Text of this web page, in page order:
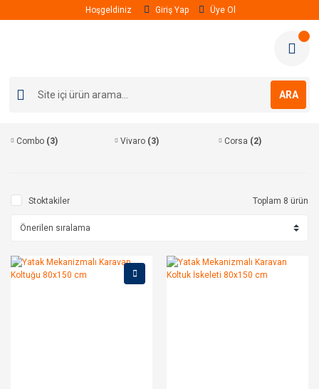
Hoşgeldiniz Giriş Yap Üye Ol
ARA
Combo (3) Vivaro (3) Corsa (2)
Stoktakiler Toplam 8 ürün